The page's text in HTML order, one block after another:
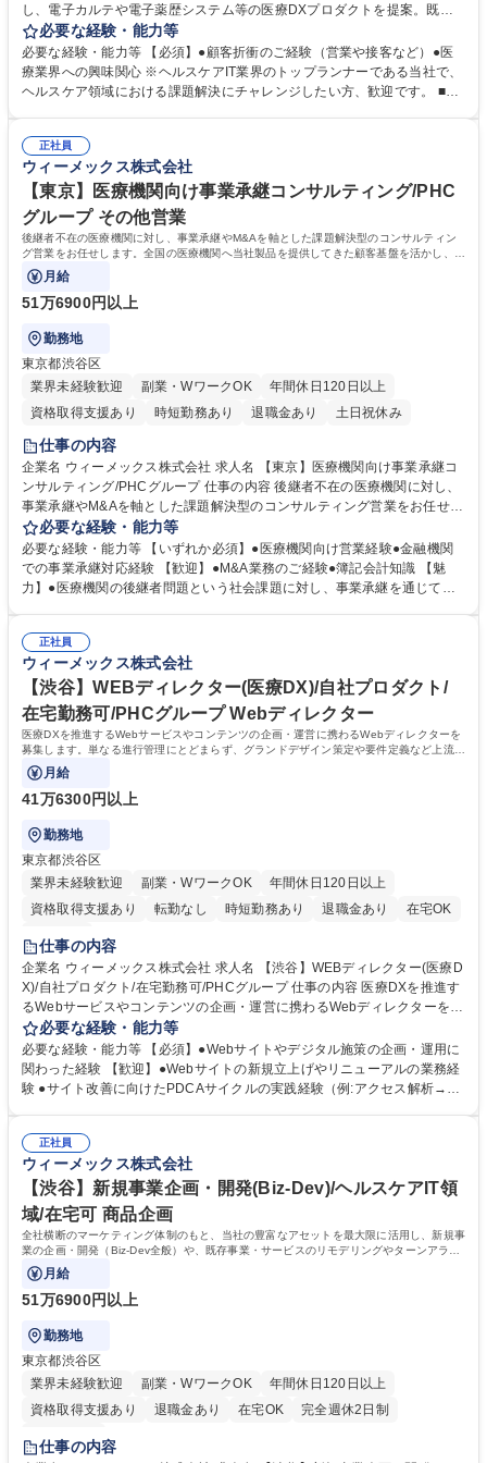
し、電子カルテや電子薬歴システム等の医療DXプロダクトを提案。既存7
割のスタイル。飛び込みはなく、顧客との信頼関係構築に注力できます。
※コミュニケーションスキル重視です。 ●クリニック・調剤薬局へ課題を
ヒアリングし、ご提案から導入までを担当。※アフターフォローは別担当
者が対応。 【サービス商材】電子カルテ、医事コンピューター、診察券発
00から300万円の商材を扱い、1人あたり40から50社を担当します。 募集
職種 【三重】医療DXの提案営業(SaaSプロダクト)/年休125日/業界未経験
歓迎
必要な経験・能力等
必要な経験・能力等 【必須】●顧客折衝のご経験（営業や接客など）●医
療業界への興味関心 ※ヘルスケアIT業界のトップランナーである当社で、
ヘルスケア領域における課題解決にチャレンジしたい方、歓迎です。 ■や
ンを提供するため、感謝されることが多く、やりがい◎ ■教育・研修体
制：研修（1週間程度／業界や製品研究）の他、3カ月ほど先輩に同席して
業務を学びます。新入社員研修/職種別研修など豊富なプログラムを揃え、
社員のキャリア・スキルに合わせた成長を支援！ 学歴・資格 学歴：大学
院 大学 高専 短大 専修学校 高校 語学力： 資格：第一種運転免許普通自動
車
正社員
ウィーメックス株式会社
【東京】医療機関向け事業承継コンサルティング/PHC
グループ その他営業
後継者不在の医療機関に対し、事業承継やM&Aを軸とした課題解決型のコンサルティン
グ営業をお任せします。全国の医療機関へ当社製品を提供してきた顧客基盤を活かし、院
長先生の「後継者問題」を解決します。
月給
51万6900円以上
勤務地
東京都渋谷区
業界未経験歓迎
副業・WワークOK
年間休日120日以上
資格取得支援あり
時短勤務あり 退職金あり 土日祝休み
仕事の内容
企業名 ウィーメックス株式会社 求人名 【東京】医療機関向け事業承継コ
ンサルティング/PHCグループ 仕事の内容 後継者不在の医療機関に対し、
事業承継やM&Aを軸とした課題解決型のコンサルティング営業をお任せし
ます。全国の医療機関へ当社製品を提供してきた顧客基盤を活かし、院長
先生の「後継者問題」を解決します。 ・既存医療機関への承継ニーズヒア
リング ・譲渡・承継先の情報整理、買手とのマッチング ・社内関連部署
との連携による案件進捗管理 ・事業拡大に向けた営業施策の立案・実行
ループ
必要な経験・能力等
必要な経験・能力等 【いずれか必須】●医療機関向け営業経験●金融機関
での事業承継対応経験 【歓迎】●M&A業務のご経験●簿記会計知識 【魅
力】●医療機関の後継者問題という社会課題に対し、事業承継を通じて地
できます。●単なる製品営業ではなく、院長先生の人生設計、従業員の雇
用、患者様の医療環境に関わる重要な意思決定を支援する、介在価値の高
い営業です。 学歴・資格 学歴：大学院 大学 高専 短大 専修学校 高校 語学
力： 資格：第一種運転免許普通自動車
正社員
ウィーメックス株式会社
【渋谷】WEBディレクター(医療DX)/自社プロダクト/
在宅勤務可/PHCグループ Webディレクター
医療DXを推進するWebサービスやコンテンツの企画・運営に携わるWebディレクターを
募集します。単なる進行管理にとどまらず、グランドデザイン策定や要件定義など上流工
程や体制づくりに携われます。
月給
41万6300円以上
勤務地
東京都渋谷区
業界未経験歓迎
副業・WワークOK
年間休日120日以上
資格取得支援あり
転勤なし 時短勤務あり 退職金あり
在宅OK
服装自由
仕事の内容
企業名 ウィーメックス株式会社 求人名 【渋谷】WEBディレクター(医療D
X)/自社プロダクト/在宅勤務可/PHCグループ 仕事の内容 医療DXを推進す
るWebサービスやコンテンツの企画・運営に携わるWebディレクターを募
集します。単なる進行管理にとどまらず、グランドデザイン策定や要件定
義など上流工程や体制づくりに携われます。 (1) サービス企画・要件整理:
全体構想に基づき仕様を整理し、関係部署と調整。 (2) プロジェクト進行
管理: WBS作成や外部ベンダーとの連携。 (3) サイト・コンテンツ設計: C
善。 募集職種 【渋谷】WEBディレクター(医療DX)/自社プロダクト/在宅
勤務可/PHCグループ
必要な経験・能力等
必要な経験・能力等 【必須】●Webサイトやデジタル施策の企画・運用に
関わった経験 【歓迎】●Webサイトの新規立上げやリニューアルの業務経
験 ●サイト改善に向けたPDCAサイクルの実践経験（例:アクセス解析→改
決策の優先順位を付けて3つ程度一覧化し、実行する際の障害を予測し、
事前に対応策を考えた経験 学歴・資格 学歴：大学院 大学 高専 短大 専修
学校 高校 語学力： 資格：
正社員
ウィーメックス株式会社
【渋谷】新規事業企画・開発(Biz-Dev)/ヘルスケアIT領
域/在宅可 商品企画
全社横断のマーケティング体制のもと、当社の豊富なアセットを最大限に活用し、新規事
業の企画・開発（Biz-Dev全般）や、既存事業・サービスのリモデリングやターンアラウ
ンドを推進します。
月給
51万6900円以上
勤務地
東京都渋谷区
業界未経験歓迎
副業・WワークOK
年間休日120日以上
資格取得支援あり
退職金あり 在宅OK
完全週休2日制
土日祝休み
仕事の内容